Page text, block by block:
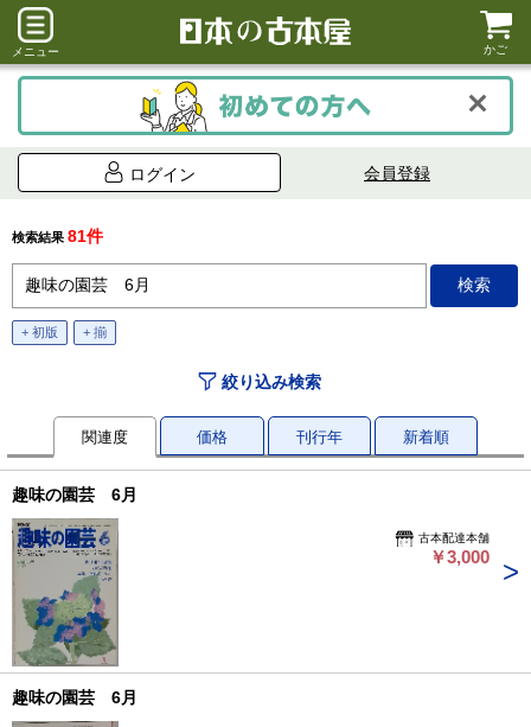
メニュー かご
ログイン 会員登録
検索結果 81件
+ 初版 + 揃
絞り込み検索
関連度 価格 刊行年 新着順
趣味の園芸 6月
古本配達本舗
￥3,000
趣味の園芸 6月